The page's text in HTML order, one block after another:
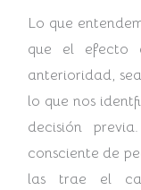
Lo que
que el efecto
anterioridad,
lo que nos
decisión
consciente de
las trae el